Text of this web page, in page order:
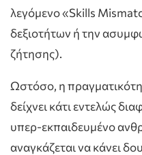
λεγόμενο «Skills
δεξιοτήτων ή την
ζήτησης).
Ωστόσο, η
δείχνει κάτι εντελώς
υπερ-εκπαιδευμένο
αναγκάζεται να κάνει